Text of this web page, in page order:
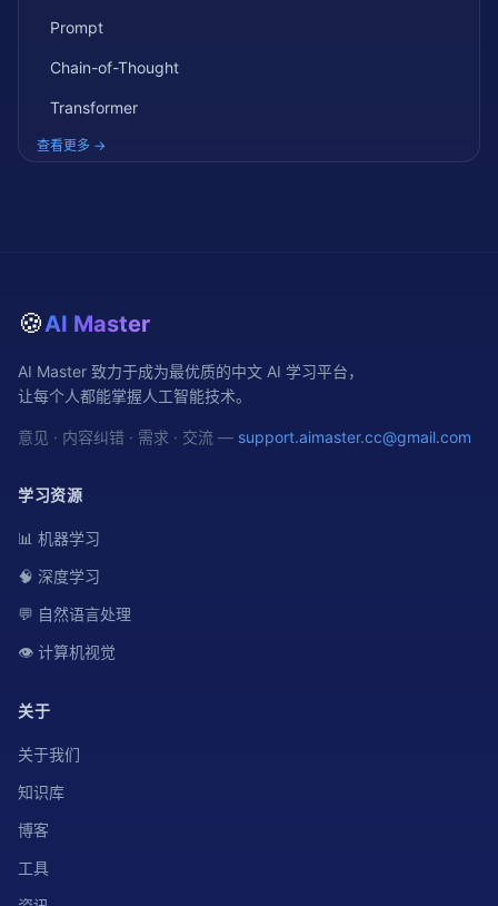
Prompt
Chain-of-Thought
Transformer
查看更多 →
🍪AI Master
AI Master 致力于成为最优质的中文 AI 学习平台，
让每个人都能掌握人工智能技术。
意见 · 内容纠错 · 需求 · 交流 — support.aimaster.cc@gmail.com
学习资源
📊 机器学习
🧠 深度学习
💬 自然语言处理
👁️ 计算机视觉
关于
关于我们
知识库
博客
工具